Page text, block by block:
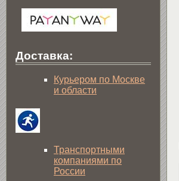
Доставка:
Курьером по Москве
и области
Транспортными
компаниями по
России